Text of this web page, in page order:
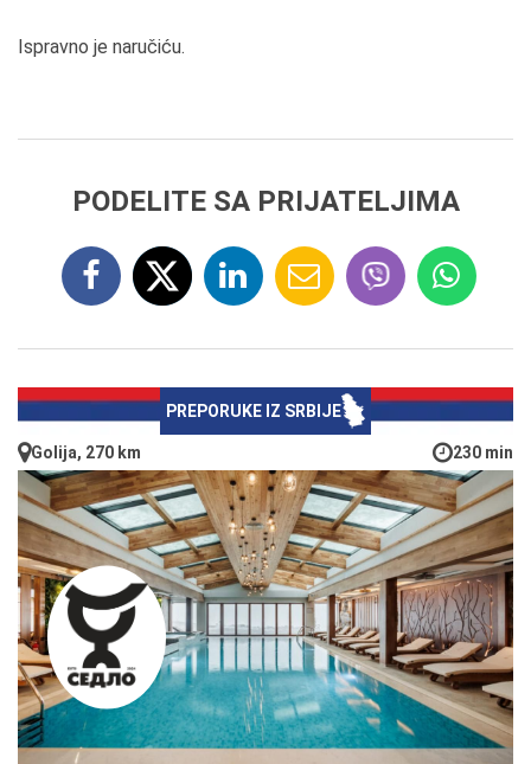
Ispravno je naručiću.
PODELITE SA PRIJATELJIMA
PREPORUKE IZ SRBIJE
Golija, 270 km 230 min